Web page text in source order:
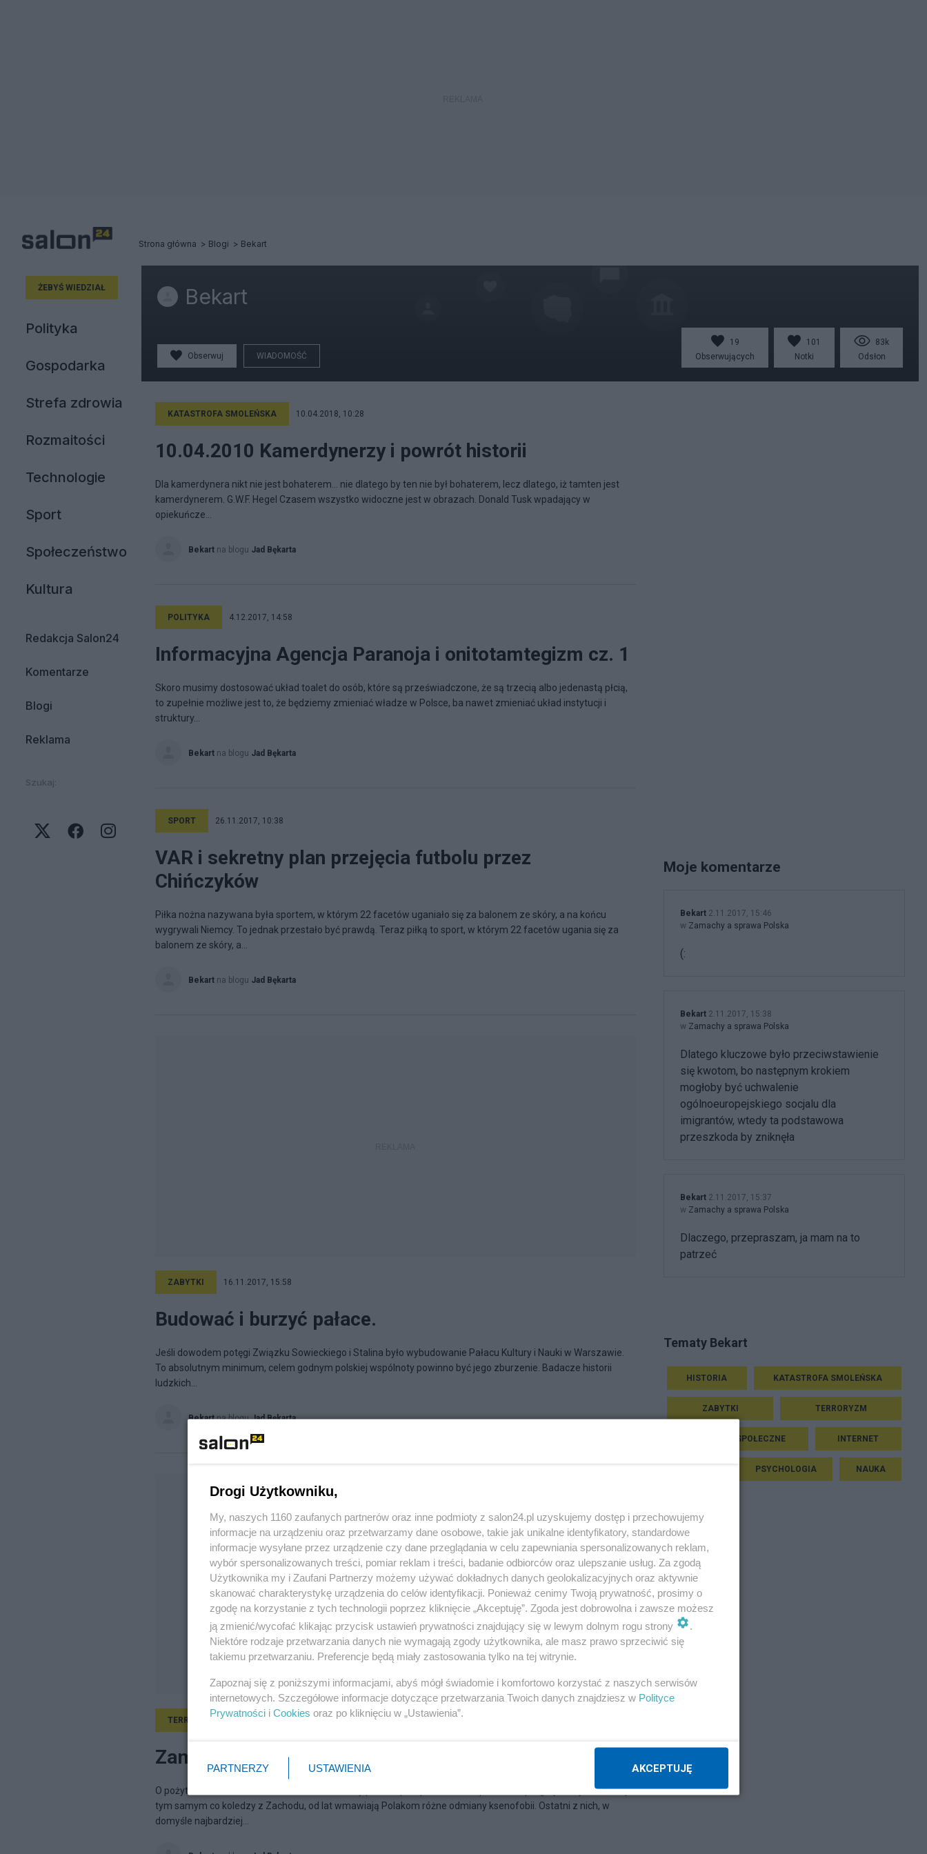
Strona główna Blogi Bekart
ŻEBYŚ WIEDZIAŁ
Polityka
Gospodarka
Strefa zdrowia
Rozmaitości
Technologie
Sport
Społeczeństwo
Kultura
Redakcja Salon24
Komentarze
Blogi
Reklama
Szukaj:
Bekart
Obserwuj WIADOMOŚĆ
19
Obserwujących
101
Notki
83k
Odsłon
KATASTROFA SMOLEŃSKA 10.04.2018, 10:28
10.04.2010 Kamerdynerzy i powrót historii
Dla kamerdynera nikt nie jest bohaterem… nie dlatego by ten nie był bohaterem, lecz dlatego, iż tamten jest
kamerdynerem. G.W.F. Hegel Czasem wszystko widoczne jest w obrazach. Donald Tusk wpadający w
opiekuńcze...
Bekart na blogu Jad Bękarta
POLITYKA 4.12.2017, 14:58
Informacyjna Agencja Paranoja i onitotamtegizm cz. 1
Skoro musimy dostosować układ toalet do osób, które są przeświadczone, że są trzecią albo jedenastą płcią,
to zupełnie możliwe jest to, że będziemy zmieniać władze w Polsce, ba nawet zmieniać układ instytucji i
struktury...
Bekart na blogu Jad Bękarta
SPORT 26.11.2017, 10:38
VAR i sekretny plan przejęcia futbolu przez
Chińczyków
Piłka nożna nazywana była sportem, w którym 22 facetów uganiało się za balonem ze skóry, a na końcu
wygrywali Niemcy. To jednak przestało być prawdą. Teraz piłką to sport, w którym 22 facetów ugania się za
balonem ze skóry, a...
Bekart na blogu Jad Bękarta
ZABYTKI 16.11.2017, 15:58
Budować i burzyć pałace.
Jeśli dowodem potęgi Związku Sowieckiego i Stalina było wybudowanie Pałacu Kultury i Nauki w Warszawie.
To absolutnym minimum, celem godnym polskiej wspólnoty powinno być jego zburzenie. Badacze historii
ludzkich...
Bekart na bloguJad Bękarta
TERRORYZM
Zamachy a sprawa Polska
O pożytkach islamofobii bez islamu Światłe elity polskie, przepełnione kompleksami i pragnące zajmować się
tym samym co koledzy z Zachodu, od lat wmawiają Polakom różne odmiany ksenofobii. Ostatni z nich, w
domyśle najbardziej...
Moje komentarze
Bekart 2.11.2017, 15:46
w Zamachy a sprawa Polska
(:
Bekart 2.11.2017, 15:38
w Zamachy a sprawa Polska
Dlatego kluczowe było przeciwstawienie
się kwotom, bo następnym krokiem
mogłoby być uchwalenie
ogólnoeuropejskiego socjalu dla
imigrantów, wtedy ta podstawowa
przeszkoda by zniknęła
Bekart 2.11.2017, 15:37
w Zamachy a sprawa Polska
Dlaczego, przepraszam, ja mam na to
patrzeć
Tematy Bekart
HISTORIA KATASTROFA SMOLEŃSKA
ZABYTKI TERRORYZM
PROTESTY SPOŁECZNE INTERNET
PSYCHOLOGIA NAUKA
Drogi Użytkowniku,
My, naszych 1160 zaufanych partnerów oraz inne podmioty z salon24.pl uzyskujemy dostęp i przechowujemy
informacje na urządzeniu oraz przetwarzamy dane osobowe, takie jak unikalne identyfikatory, standardowe
informacje wysyłane przez urządzenie czy dane przeglądania w celu zapewniania spersonalizowanych reklam,
wybór spersonalizowanych treści, pomiar reklam i treści, badanie odbiorców oraz ulepszanie usług. Za zgodą
Użytkownika my i Zaufani Partnerzy możemy używać dokładnych danych geolokalizacyjnych oraz aktywnie
skanować charakterystykę urządzenia do celów identyfikacji. Ponieważ cenimy Twoją prywatność, prosimy o
zgodę na korzystanie z tych technologii poprzez kliknięcie „Akceptuję”. Zgoda jest dobrowolna i zawsze możesz
ją zmienić/wycofać klikając przycisk ustawień prywatności znajdujący się w lewym dolnym rogu strony
.
Niektóre rodzaje przetwarzania danych nie wymagają zgody użytkownika, ale masz prawo sprzeciwić się
takiemu przetwarzaniu. Preferencje będą miały zastosowania tylko na tej witrynie.
Zapoznaj się z poniższymi informacjami, abyś mógł świadomie i komfortowo korzystać z naszych serwisów
internetowych. Szczegółowe informacje dotyczące przetwarzania Twoich danych znajdziesz w Polityce
Prywatności i Cookies oraz po kliknięciu w „Ustawienia”.
PARTNERZY USTAWIENIA AKCEPTUJĘ